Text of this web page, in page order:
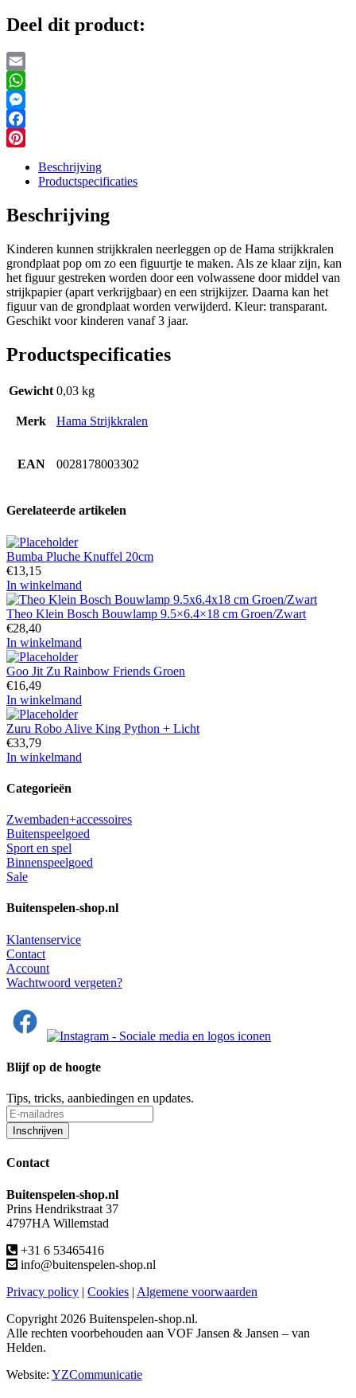
Deel dit product:
Email
WhatsApp
Messenger
Facebook
Beschrijving
Productspecificaties
Beschrijving
Kinderen kunnen strijkkralen neerleggen op de Hama strijkkralen
grondplaat pop om zo een figuurtje te maken. Als ze klaar zijn, kan
het figuur gestreken worden door een volwassene door middel van
strijkpapier (apart verkrijgbaar) en een strijkijzer. Daarna kan het
figuur van de grondplaat worden verwijderd. Kleur: transparant.
Geschikt voor kinderen vanaf 3 jaar.
Productspecificaties
Gewicht 0,03 kg
Merk Hama Strijkkralen
EAN 0028178003302
Gerelateerde artikelen
Bumba Pluche Knuffel 20cm
€13,15
In winkelmand
Theo Klein Bosch Bouwlamp 9.5×6.4×18 cm Groen/Zwart
€28,40
In winkelmand
Goo Jit Zu Rainbow Friends Groen
€16,49
In winkelmand
Zuru Robo Alive King Python + Licht
€33,79
In winkelmand
Categorieën
Zwembaden+accessoires
Buitenspeelgoed
Sport en spel
Binnenspeelgoed
Sale
Buitenspelen-shop.nl
Klantenservice
Contact
Account
Wachtwoord vergeten?
Blijf op de hoogte
Tips, tricks, aanbiedingen en updates.
Contact
Buitenspelen-shop.nl
Prins Hendrikstraat 37
4797HA Willemstad
+31 6 53465416
info@buitenspelen-shop.nl
Privacy policy | Cookies | Algemene voorwaarden
Copyright 2026 Buitenspelen-shop.nl.
Alle rechten voorbehouden aan VOF Jansen & Jansen – van
Helden.
Website: YZCommunicatie